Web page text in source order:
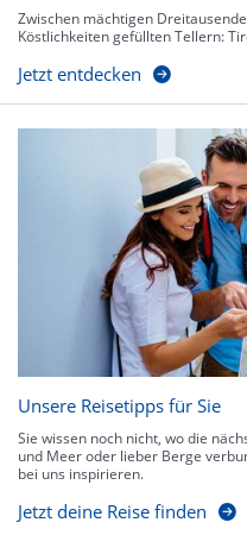
Zwischen mächtigen
Köstlichkeiten gefüllten Tellern:
Jetzt entdecken
Unsere Reisetipps für Sie
Sie wissen noch nicht, wo die
und Meer oder lieber Berge
bei uns inspirieren.
Jetzt deine Reise finden